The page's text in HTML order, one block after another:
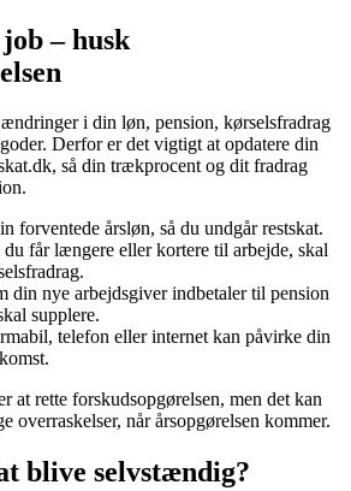
– husk
i din løn, pension, kørselsfradrag
Derfor er det vigtigt at opdatere din
så din trækprocent og dit fradrag
forventede årsløn, så du undgår restskat.
får længere eller kortere til arbejde, skal
din nye arbejdsgiver indbetaler til pension
supplere.
telefon eller internet kan påvirke din
at rette forskudsopgørelsen, men det kan
overraskelser, når årsopgørelsen kommer.
blive selvstændig?